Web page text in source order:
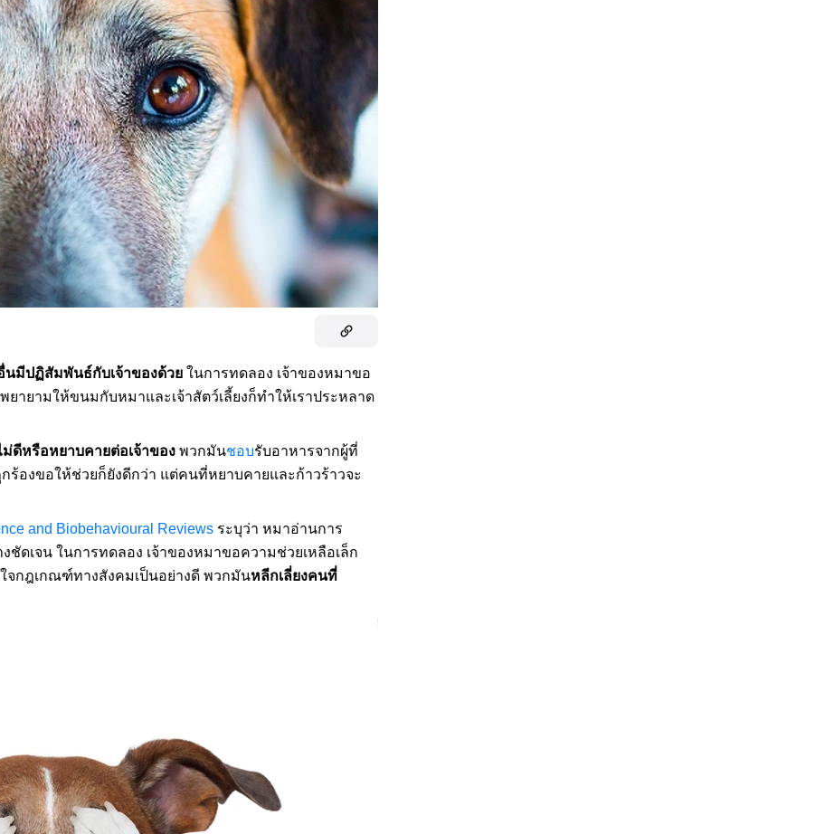
มีปฏิสัมพันธ์กับเจ้าของด้วย ในการทดลอง เจ้าของหมาขอ
ายามให้ขนมกับหมาและเจ้าสัตว์เลี้ยงก็ทำให้เราประหลาด
ดีหรือหยาบคายต่อเจ้าของ พวกมันชอบรับอาหารจากผู้ที่
ร้องขอให้ช่วยก็ยังดีกว่า แต่คนที่หยาบคายและก้าวร้าวจะ
and Biobehavioural Reviews ระบุว่า หมาอ่านการ
ดเจน ในการทดลอง เจ้าของหมาขอความช่วยเหลือเล็ก
จกฎเกณฑ์ทางสังคมเป็นอย่างดี พวกมันหลีกเลี่ยงคนที่